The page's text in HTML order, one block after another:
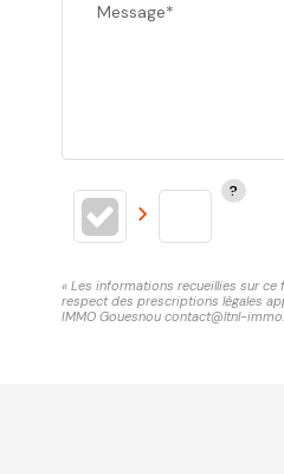
Message*
« Les informations recueillies sur ce
respect des prescriptions légales
IMMO Gouesnou contact@ltnl-